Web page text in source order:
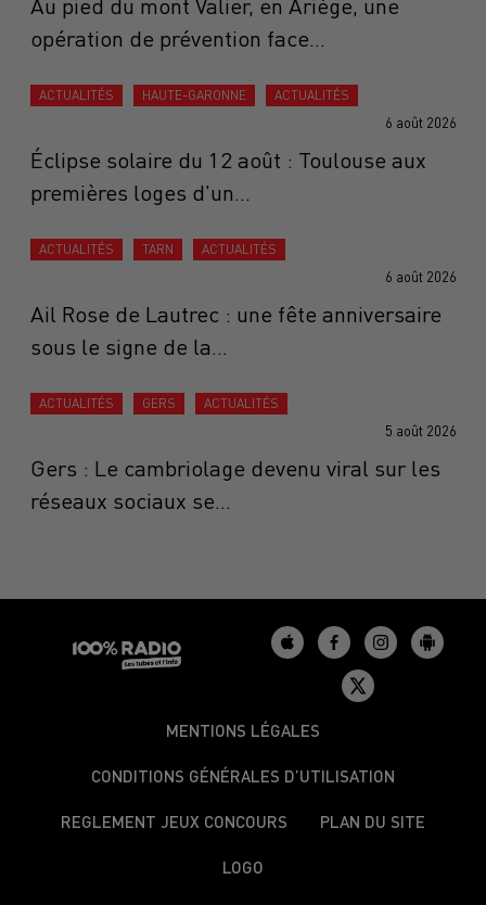
Au pied du mont Valier, en Ariège, une
opération de prévention face...
ACTUALITÉS HAUTE-GARONNE ACTUALITÉS
6 août 2026
Éclipse solaire du 12 août : Toulouse aux
premières loges d'un...
ACTUALITÉS TARN ACTUALITÉS
6 août 2026
Ail Rose de Lautrec : une fête anniversaire
sous le signe de la...
ACTUALITÉS GERS ACTUALITÉS
5 août 2026
Gers : Le cambriolage devenu viral sur les
réseaux sociaux se...
MENTIONS LÉGALES
CONDITIONS GÉNÉRALES D’UTILISATION
REGLEMENT JEUX CONCOURS PLAN DU SITE
LOGO